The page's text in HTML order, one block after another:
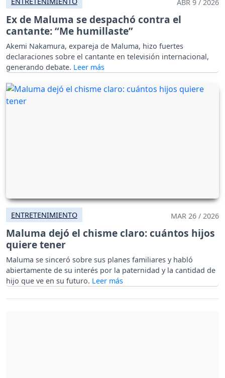
ABR 9 / 2026
Ex de Maluma se despachó contra el
cantante: “Me humillaste”
Akemi Nakamura, expareja de Maluma, hizo fuertes
declaraciones sobre el cantante en televisión internacional,
generando debate.
ENTRETENIMIENTO MAR 26 / 2026
Maluma dejó el chisme claro: cuántos hijos
quiere tener
Maluma se sinceró sobre sus planes familiares y habló
abiertamente de su interés por la paternidad y la cantidad de
hijo que ve en su futuro.